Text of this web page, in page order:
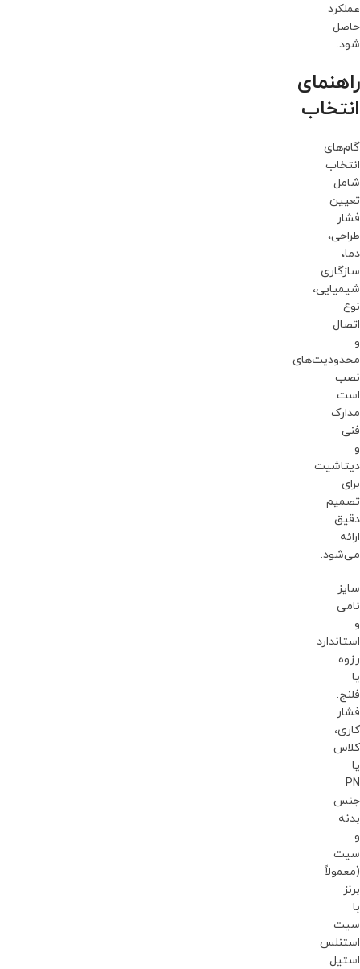
عملکرد
حاصل
شود.
راهنمای
انتخاب
گام‌های
انتخاب
شامل
تعیین
فشار
طراحی،
دما،
سازگاری
شیمیایی،
نوع
اتصال
و
محدودیت‌های
نصب
است.
مدارک
فنی
و
دیتاشیت
برای
تصمیم
دقیق
ارائه
می‌شود.
سایز
نامی
و
استاندارد
رزوه
یا
فلنج.
فشار
کاری،
کلاس
یا
PN.
جنس
بدنه
و
سیت
(معمولاً
برنز
با
سیت
استنلس
استیل